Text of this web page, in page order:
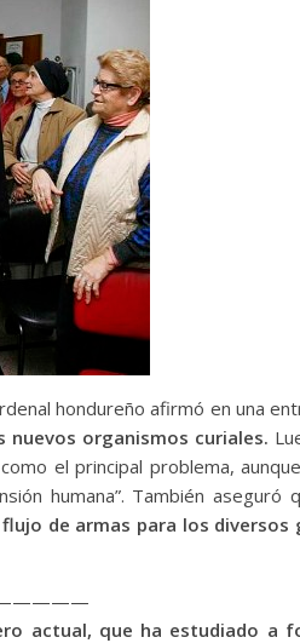
hondureño afirmó en una
nuevos organismos curiales.
el principal problema,
humana”. También aseguró
de armas para los diversos
actual, que ha estudiado a